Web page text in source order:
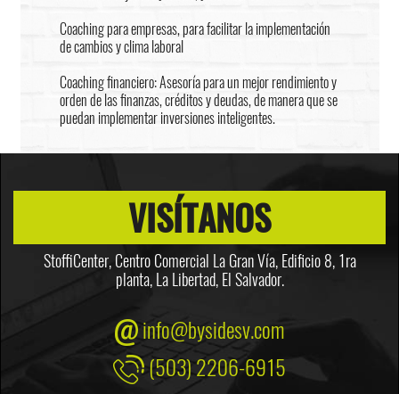
Coaching para empresas, para facilitar la implementación
de cambios y clima laboral
Coaching financiero: Asesoría para un mejor rendimiento y
orden de las finanzas, créditos y deudas, de manera que se
puedan implementar inversiones inteligentes.
VISÍTANOS
StoffiCenter, Centro Comercial La Gran Vía, Edificio 8,1ra
planta, La Libertad, El Salvador.
info@bysidesv.com
(503) 2206-6915